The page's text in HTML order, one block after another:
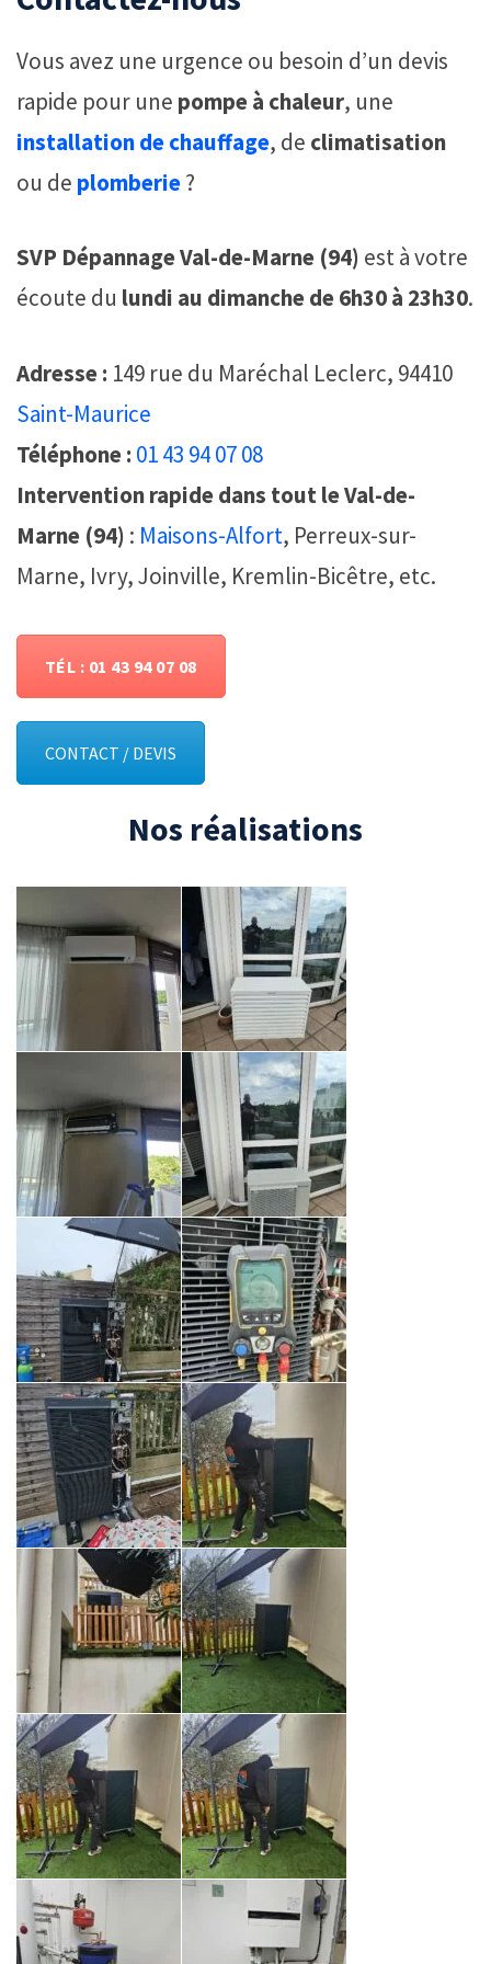
Vous avez une urgence ou besoin d’un devis
rapide pour une pompe à chaleur, une
installation de chauffage, de climatisation
ou de plomberie?
SVP Dépannage Val-de-Marne (94) est à votre
écoute du lundi au dimanche de 6h30 à 23h30.
Adresse : 149 rue du Maréchal Leclerc, 94410
Saint-Maurice
Téléphone : 01 43 94 07 08
Intervention rapide dans tout le Val-de-
Marne (94) : Maisons-Alfort, Perreux-sur-
Marne, Ivry, Joinville, Kremlin-Bicêtre, etc.
TÉL : 01 43 94 07 08
CONTACT / DEVIS
Nos réalisations